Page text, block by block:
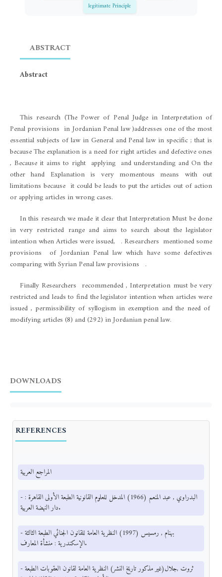
legitimate Principle
ABSTRACT
Abstract
This research (The Power of Penal Judge in Interpretation of
Penal provisions in Jordanian Penal law )addresses one of the most
essential subjects of law in General and Penal law in specific ; that is
because The explanation is a need for right articles and defective ones
, Because it aims to right applying and understanding and On the
other hand Explanation is very momentous means with out
limitations because it could be leads to put the articles out of action
or applying articles in wrong cases.
In this research we made it clear that Interpretation Must be done
in very restricted range and aims to search about the legislator
intention when Articles were issued, . Researchers mentioned some
provisions of Jordanian Penal law which have some defectives
comparing with Syrian Penal law provisions .
Finally Researchers recommended , Interpretation must be very
restricted and leads to find the legislator intention when articles were
issued , permissibility of syllogism in exemption and the need of
modifying articles (8) and (292) in Jordanian penal law.
DOWNLOADS
REFERENCES
المراجع العربية
- البدراوي , عبد المنعم (1966) المدخل للعلوم القانونية الطبعة الأولى القاهرة :
دار النهضة العربية.
- بهنام , رمسيس (1997) النظرية العامة للقانون الجنائي الطبعة الثالثة
الإسكندرية : منشأة المعارف.
- ثروت ,جلال(غير مذكور تاريخ النشر) النظرية العامة لقانون العقوبات الطبعة